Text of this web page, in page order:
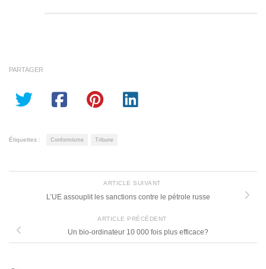
PARTAGER
Étiquettes : Conformisme Tribune
ARTICLE SUIVANT
L’UE assouplit les sanctions contre le pétrole russe
ARTICLE PRÉCÉDENT
Un bio-ordinateur 10 000 fois plus efficace?